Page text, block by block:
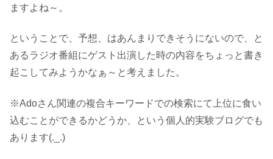
ますよね～。
ということで、予想、はあんまりできそうにないので、と
あるラジオ番組にゲスト出演した時の内容をちょっと書き
起こしてみようかなぁ～と考えました。
※Adoさん関連の複合キーワードでの検索にて上位に食い
込むことができるかどうか、という個人的実験ブログでも
あります(._.)